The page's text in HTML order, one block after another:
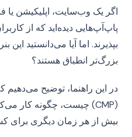
اگر یک وب‌سایت، اپلیکیشن یا
پاپ‌آپ‌هایی دیده‌اید که از
بپذیرند. اما آیا می‌دانستید این
بزرگ‌تر انطباق هستند؟
در این راهنما، توضیح
بیش از هر زمان دیگری برای